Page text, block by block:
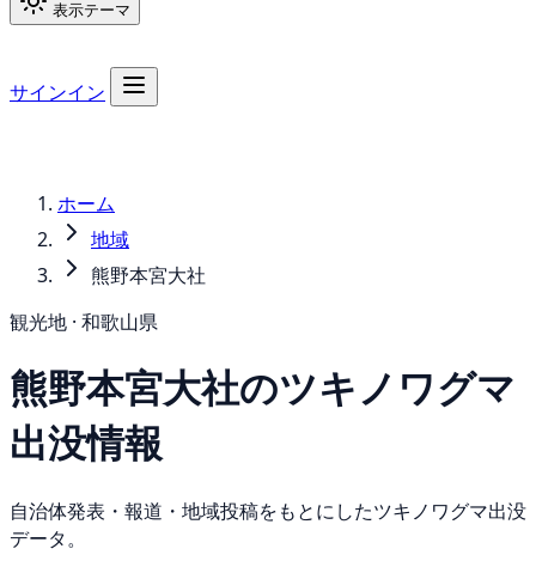
表示テーマ
サインイン
ホーム
地域
熊野本宮大社
観光地 · 和歌山県
熊野本宮大社のツキノワグマ
出没情報
自治体発表・報道・地域投稿をもとにしたツキノワグマ出没
データ。